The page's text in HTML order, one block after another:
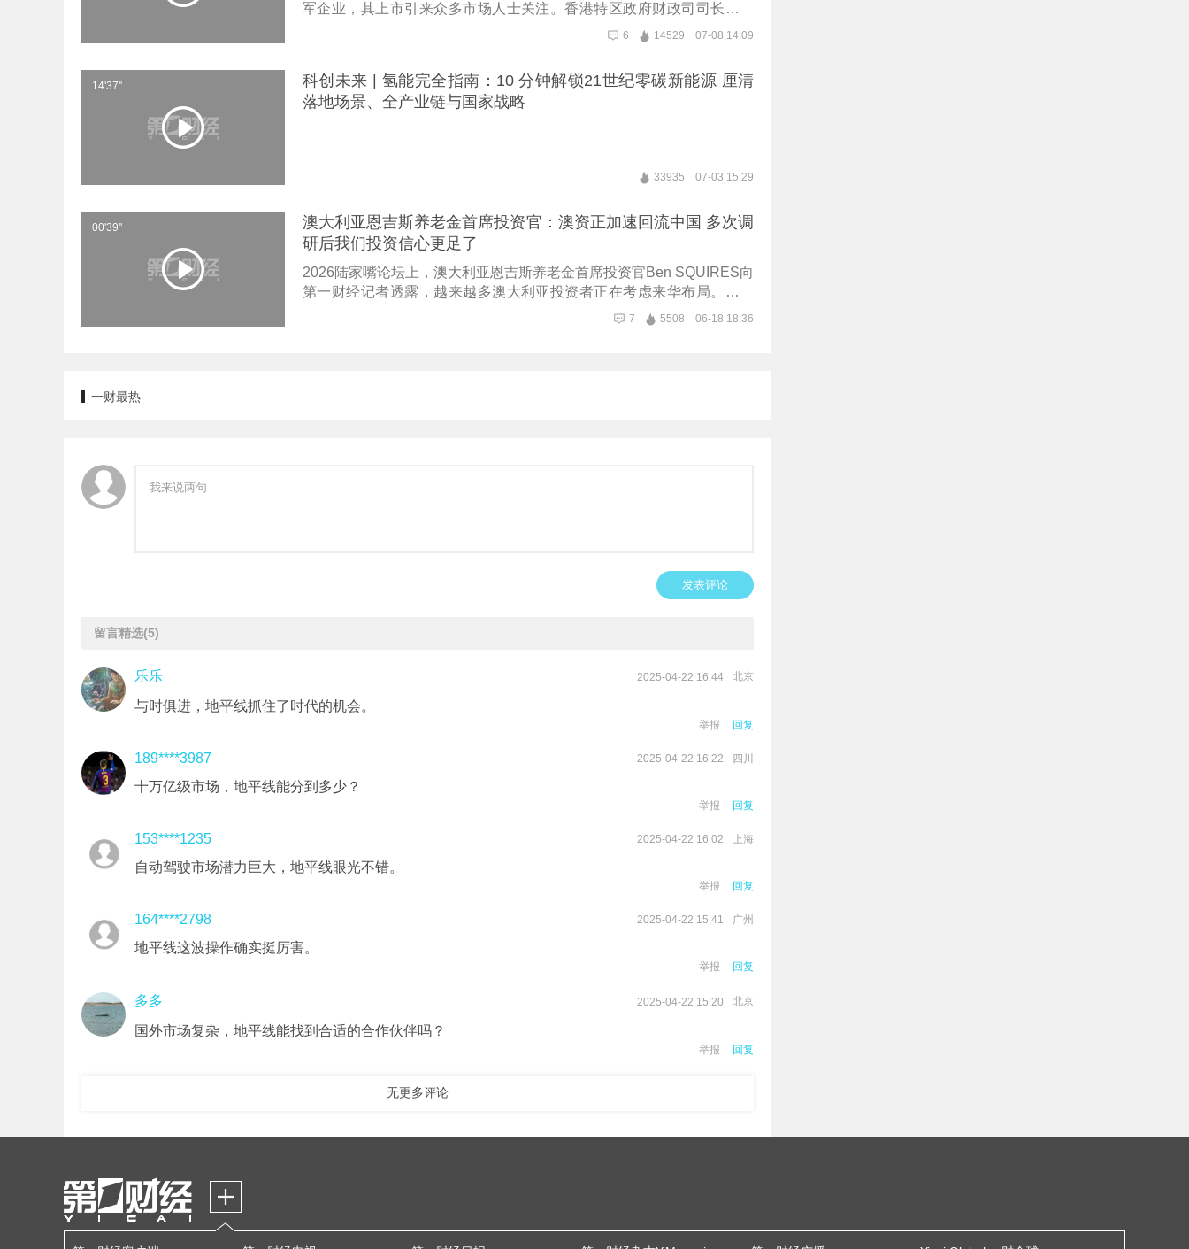
军企业，其上市引来众多市场人士关注。香港特区政府财政司司长陈茂
波指出，这标志着内地创科实力过硬的领军企业通过香港这个国际平
台，更好对接国际规则、提升全球能见度。Momenta创始人兼CEO曹旭
车行业的龙头与标杆，Momenta与上汽智己采取互相持股、共同打造深
度合作的模式，既能服务上汽集团多个品牌，也能反哺Momenta自身技
馈，系统在窄路通行、匝道汇入等场景下能更早识别邻车道车辆并及时
热，未来一段时间情绪可能从亢奋慢慢降温，恢复到相对理性状态。
6 14529 07-08 14:09
14'37''
科创未来 | 氢能完全指南：10 分钟解锁21世纪零碳新能源 厘清
落地场景、全产业链与国家战略
33935 07-03 15:29
00'39''
澳大利亚恩吉斯养老金首席投资官：澳资正加速回流中国 多次调
研后我们投资信心更足了
2026陆家嘴论坛上，澳大利亚恩吉斯养老金首席投资官Ben SQUIRES向
第一财经记者透露，越来越多澳大利亚投资者正在考虑来华布局。他强
调，澳大利亚养老金体系总规模高达4.5万亿美元，当前在中国市场的配
7 5508 06-18 18:36
一财最热
发表评论
留言精选(5)
乐乐 2025-04-22 16:44 北京
与时俱进，地平线抓住了时代的机会。
举报 回复
189****3987 2025-04-22 16:22 四川
十万亿级市场，地平线能分到多少？
举报 回复
153****1235 2025-04-22 16:02 上海
自动驾驶市场潜力巨大，地平线眼光不错。
举报 回复
164****2798 2025-04-22 15:41 广州
地平线这波操作确实挺厉害。
举报 回复
多多 2025-04-22 15:20 北京
国外市场复杂，地平线能找到合适的合作伙伴吗？
举报 回复
无更多评论